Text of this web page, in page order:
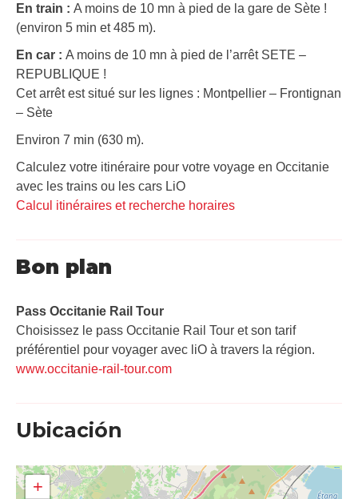
En train : A moins de 10 mn à pied de la gare de Sète !
(environ 5 min et 485 m).
En car : A moins de 10 mn à pied de l’arrêt SETE –
REPUBLIQUE !
Cet arrêt est situé sur les lignes : Montpellier – Frontignan
– Sète
Environ 7 min (630 m).
Calculez votre itinéraire pour votre voyage en Occitanie
avec les trains ou les cars LiO
Calcul itinéraires et recherche horaires
Bon plan
Pass Occitanie Rail Tour​
Choisissez le pass Occitanie Rail Tour et son tarif
préférentiel pour voyager avec liO à travers la région.
www.occitanie-rail-tour.com
Ubicación
+